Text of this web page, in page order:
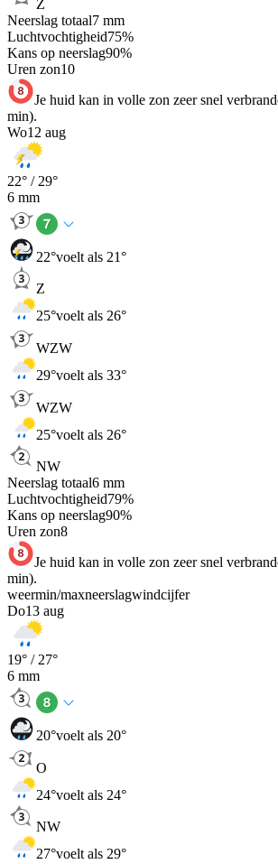
Z
Neerslag totaal7 mm
Luchtvochtigheid75%
Kans op neerslag90%
Uren zon10
Je huid kan in volle zon zeer snel
min).
Wo12 aug
22° / 29°
6 mm
22°voelt als 21°
Z
25°voelt als 26°
WZW
29°voelt als 33°
WZW
25°voelt als 26°
NW
Neerslag totaal6 mm
Luchtvochtigheid79%
Kans op neerslag90%
Uren zon8
Je huid kan in volle zon zeer snel
min).
weermin/maxneerslagwindcijfer
Do13 aug
19° / 27°
6 mm
20°voelt als 20°
O
24°voelt als 24°
NW
27°voelt als 29°